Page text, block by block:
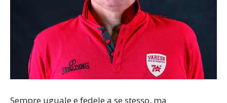
Sempre uguale e fedele a se stesso, ma